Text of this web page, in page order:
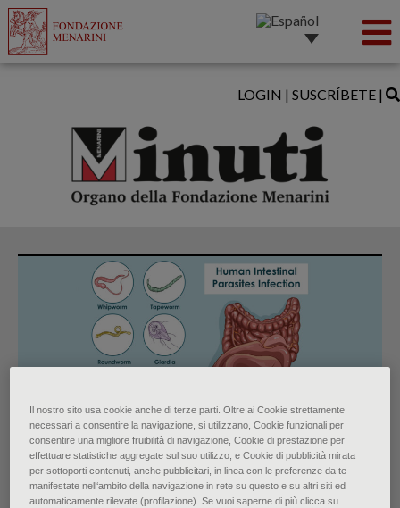
LOGIN | SUSCRÍBETE |
Parásitos intestinales
comunes
Il nostro sito usa cookie anche di terze parti. Oltre ai Cookie strettamente
necessari a consentire la navigazione, si utilizzano, Cookie funzionali per
consentire una migliore fruibilità di navigazione, Cookie di prestazione per
effettuare statistiche aggregate sul suo utilizzo, e Cookie di pubblicità mirata
per sottoporti contenuti, anche pubblicitari, in linea con le preferenze da te
manifestate nell‘ambito della navigazione in rete su questo e su altri siti ed
automaticamente rilevate (profilazione). Se vuoi saperne di più clicca su